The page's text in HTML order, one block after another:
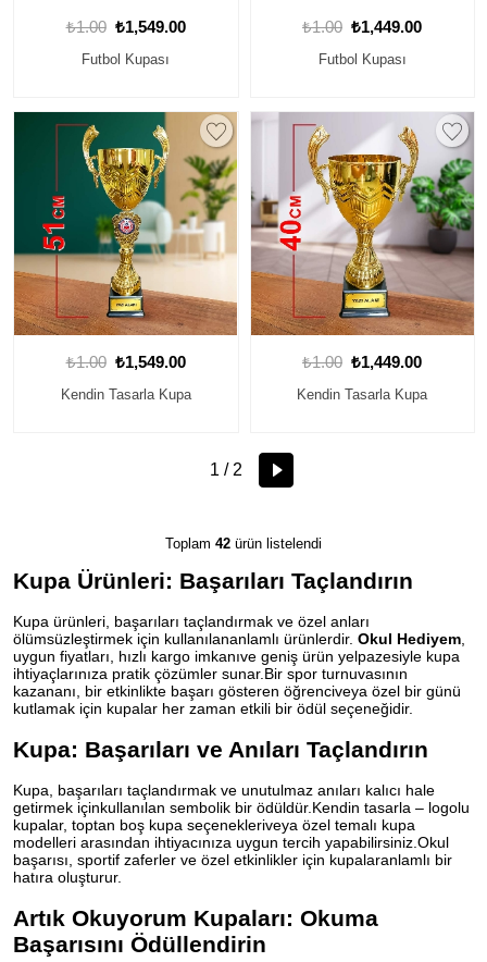
₺1.00 ₺1,549.00
Futbol Kupası
₺1.00 ₺1,449.00
Futbol Kupası
₺1.00 ₺1,549.00
Kendin Tasarla Kupa
₺1.00 ₺1,449.00
Kendin Tasarla Kupa
1 / 2
Toplam 42 ürün listelendi
Kupa Ürünleri: Başarıları Taçlandırın
Kupa ürünleri, başarıları taçlandırmak ve özel anları
ölümsüzleştirmek için kullanılananlamlı ürünlerdir. Okul Hediyem,
uygun fiyatları, hızlı kargo imkanıve geniş ürün yelpazesiyle kupa
ihtiyaçlarınıza pratik çözümler sunar.Bir spor turnuvasının
kazananı, bir etkinlikte başarı gösteren öğrenciveya özel bir günü
kutlamak için kupalar her zaman etkili bir ödül seçeneğidir.
Kupa: Başarıları ve Anıları Taçlandırın
Kupa, başarıları taçlandırmak ve unutulmaz anıları kalıcı hale
getirmek içinkullanılan sembolik bir ödüldür.Kendin tasarla – logolu
kupalar, toptan boş kupa seçenekleriveya özel temalı kupa
modelleri arasından ihtiyacınıza uygun tercih yapabilirsiniz.Okul
başarısı, sportif zaferler ve özel etkinlikler için kupalaranlamlı bir
hatıra oluşturur.
Artık Okuyorum Kupaları: Okuma
Başarısını Ödüllendirin